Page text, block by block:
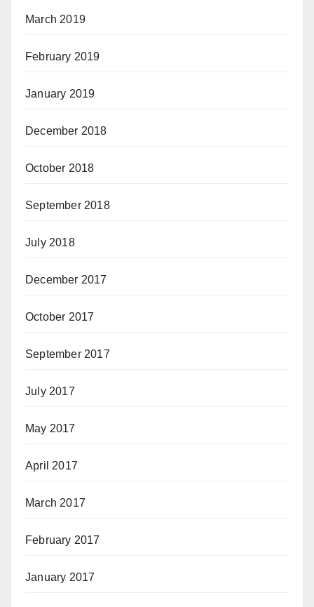
March 2019
February 2019
January 2019
December 2018
October 2018
September 2018
July 2018
December 2017
October 2017
September 2017
July 2017
May 2017
April 2017
March 2017
February 2017
January 2017